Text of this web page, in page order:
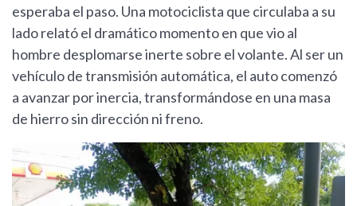
esperaba el paso. Una motociclista que circulaba a su
lado relató el dramático momento en que vio al
hombre desplomarse inerte sobre el volante. Al ser un
vehículo de transmisión automática, el auto comenzó
a avanzar por inercia, transformándose en una masa
de hierro sin dirección ni freno.